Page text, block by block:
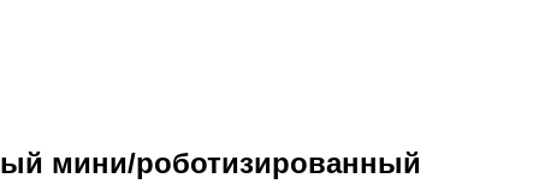
мини/роботизированный